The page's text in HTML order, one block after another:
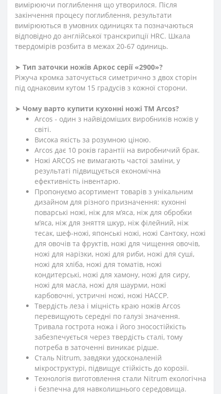
вимірюючи поглиблення що утворилося. Після
закінчення процесу поглиблення, результати
вимірюються в умовних одиницях та позначаються
відповідно до англійської транскрипції HRC. Шкала
твердомірів розбита в межах 20-67 одиниць.
➤ Тип заточки ножів Аркос серії «2900»?
Ріжуча кромка заточується симетрично з двох сторін
під однаковим кутом 15 градусів з кожної сторони.
➤ Чому варто купити кухонні ножі ТМ Arcos?
Arcos - один з найвідоміших виробників ножів у
світі.
Висока якість за розумною ціною.
Arcos дає 10 років гарантії на виробничий брак.
Ножі ARCOS не вимагають частої заміни, у
результаті підвищується економічна
ефективність інвентарю.
Пропонуємо асортимент товарів з унікальним
дизайном для різного призначення: кухонні
поварські ножі, ніж для м’яса, ніж для обробки
м’яса, ніж для зняття шкур, ніж філейний, ніж
тесак, шеф-ножі, японські ножі, ножі Сантоку, ножі
для овочів та фруктів, ножі для чищення овочів,
ножі для нарізки, ножі для риби, ножі для суші,
ножі для хліба, ножі для томатів, ножі
кондитерські, ножі для хамону, ножі для сиру,
ножі для масла, ножі для шаурми, ножі
карбовочні, устричні ножі, ножі HACCP.
Твердість леза і міцність краю ножів Arcos
перевищують середні по галузі значення.
Тривала гострота ножа і його зносостійкість
забезпечується через твердість сталі, тому
потреба в заточенні виникає рідше.
Сталь Nitrum, завдяки удосконаленій
мікроструктурі, підвищує стійкість до корозії.
Технологія виготовлення стали Nitrum екологічна
і безпечна для навколишнього середовища.